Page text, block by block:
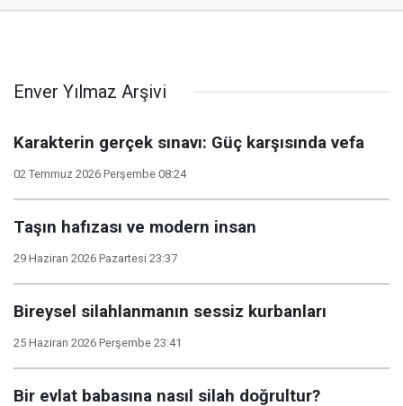
Enver Yılmaz Arşivi
Karakterin gerçek sınavı: Güç karşısında vefa
02 Temmuz 2026 Perşembe 08:24
Taşın hafızası ve modern insan
29 Haziran 2026 Pazartesi 23:37
Bireysel silahlanmanın sessiz kurbanları
25 Haziran 2026 Perşembe 23:41
Bir evlat babasına nasıl silah doğrultur?